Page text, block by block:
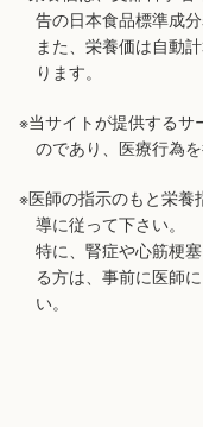
告の日本食品標準成
また、栄養価は自動
ります。
※当サイトが提供するサ
のであり、医療行為
※医師の指示のもと栄養
導に従って下さい。
特に、腎症や心筋梗
る方は、事前に医師
い。